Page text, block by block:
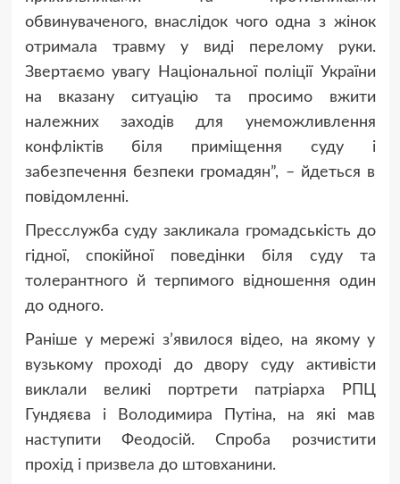
обвинуваченого, внаслідок чого одна з жінок
отримала травму у виді перелому руки.
Звертаємо увагу Національної поліції України
на вказану ситуацію та просимо вжити
належних заходів для унеможливлення
конфліктів біля приміщення суду і
забезпечення безпеки громадян”, – йдеться в
повідомленні.
Пресслужба суду закликала громадськість до
гідної, спокійної поведінки біля суду та
толерантного й терпимого відношення один
до одного.
Раніше у мережі з’явилося відео, на якому у
вузькому проході до двору суду активісти
виклали великі портрети патріарха РПЦ
Гундяєва і Володимира Путіна, на які мав
наступити Феодосій. Спроба розчистити
прохід і призвела до штовханини.